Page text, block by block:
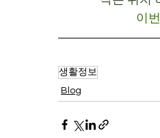
이
생활정보
Blog